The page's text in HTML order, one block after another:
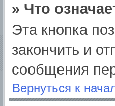
» Что
Эта кнопка
закончить и
сообщения
Вернуться к